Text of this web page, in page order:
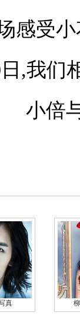
感受
日,我们
小倍
真